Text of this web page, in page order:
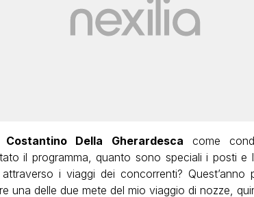
Costantino Della Gherardesca come
il programma, quanto sono speciali i posti e
i viaggi dei concorrenti?
una delle due mete del mio viaggio di nozze,